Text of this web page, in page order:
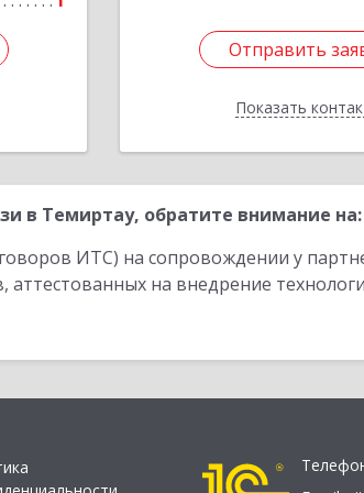
Отправить
Показать
Отправить
Назад
в Темиртау, обратите внимание на:
ИТС) на сопровождении у
аттестованных на внедрение